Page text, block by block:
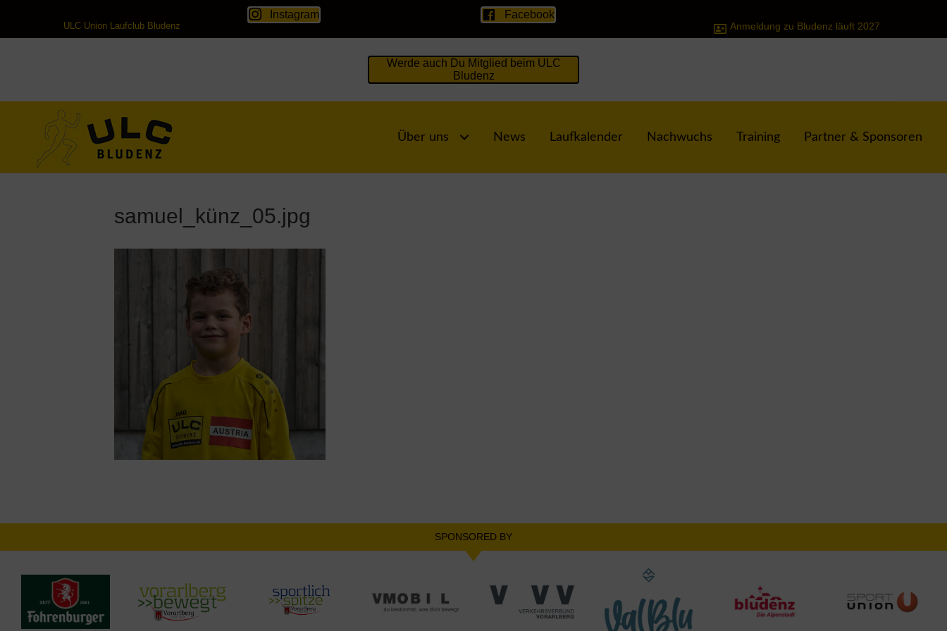
ULC Union Laufclub Bludenz
Instagram Facebook
Anmeldung zu Bludenz läuft 2027
Werde auch Du Mitglied beim ULC
Bludenz
Über uns News Laufkalender Nachwuchs Training Partner & Sponsoren
samuel_künz_05.jpg
SPONSORED BY